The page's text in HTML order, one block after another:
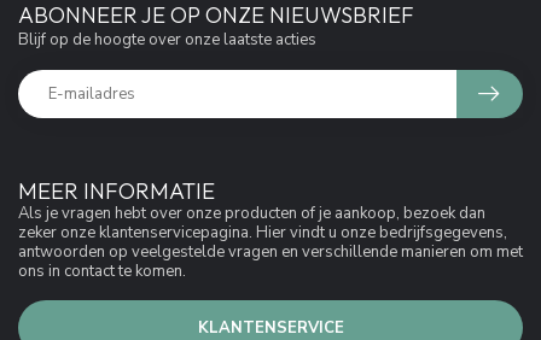
MEER INFORMATIE
Als je vragen hebt over onze producten of je aankoop, bezoek dan
zeker onze klantenservicepagina. Hier vindt u onze bedrijfsgegevens,
antwoorden op veelgestelde vragen en verschillende manieren om met
ons in contact te komen.
KLANTENSERVICE
ABONNEER JE OP ONZE NIEUWSBRIEF
Blijf op de hoogte over onze laatste acties